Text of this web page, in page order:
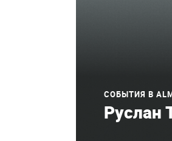
СОБЫТИЯ В
Руслан